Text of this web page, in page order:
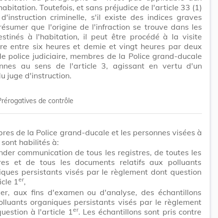
Toutefois, et sans préjudice de l'article 33 (1)
criminelle, s'il existe des indices graves
que l'origine de l'infraction se trouve dans les
à l'habitation, il peut être procédé à la visite
entre six heures et demie et vingt heures par deux
police judiciaire, membres de la Police grand-ducale
au sens de l'article 3, agissant en vertu d'un
juge d'instruction.
de contrôle
de la Police grand-ducale et les personnes visées à
habilités à:
communication de tous les registres, de toutes les
et de tous les documents relatifs aux polluants
persistants visés par le règlement dont question
1 er,
aux fins d'examen ou d'analyse, des échantillons
organiques persistants visés par le règlement
à l'article 1 er. Les échantillons sont pris contre